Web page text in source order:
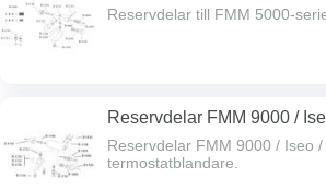
Reservdelar till FMM 5000-
Reservdelar FMM 9000 /
termostatblandare
Reservdelar FMM 9000 / Iseo
termostatblandare.